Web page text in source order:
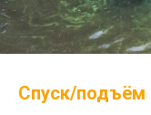
Спуск/подъём